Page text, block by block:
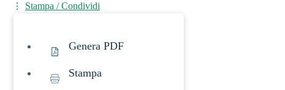
Stampa / Condividi
Genera PDF
Stampa